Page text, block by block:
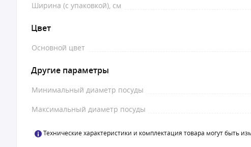
Ширина (с упаковкой), см
Цвет
Основной цвет
Другие параметры
Минимальный диаметр посуды
Максимальный диаметр посуды
Технические характеристики и комплектация товара могут быть